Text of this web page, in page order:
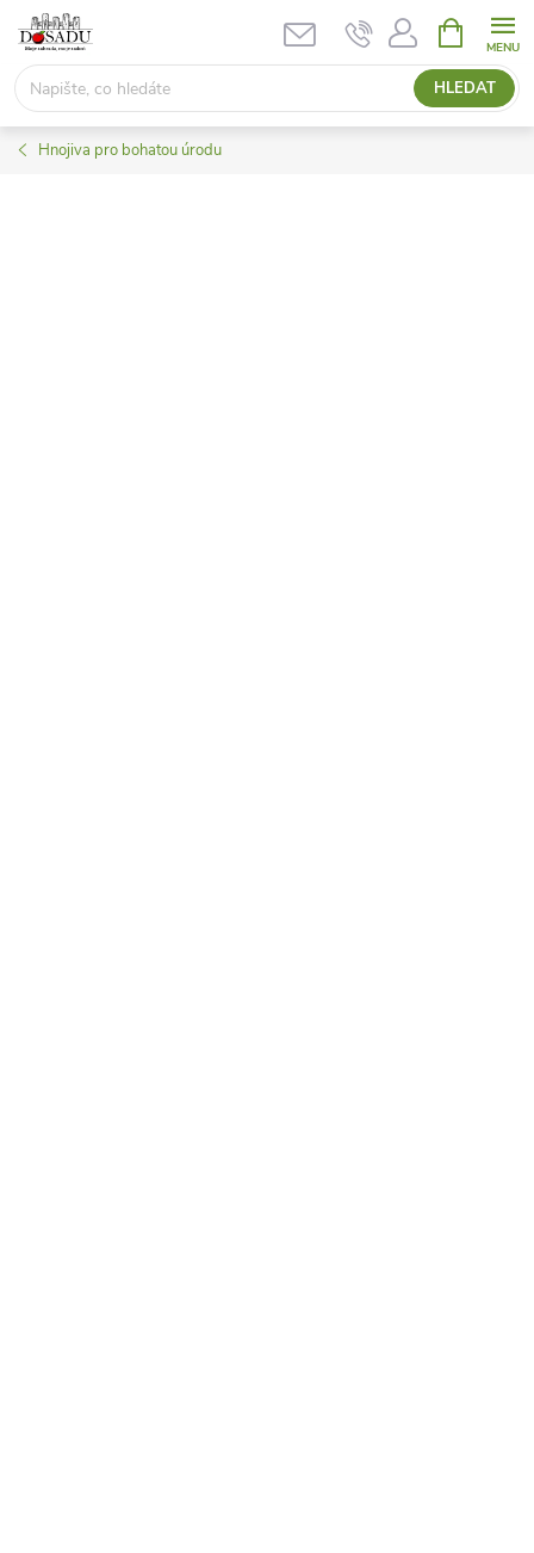
Přejít
obsah
HLEDAT
NÁKUPNÍ
KOŠÍK
Hnojiva pro bohatou úrodu